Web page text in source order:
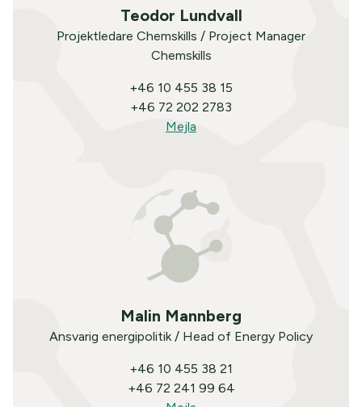
Teodor Lundvall
Projektledare Chemskills / Project Manager
Chemskills
+46 10 455 38 15
+46 72 202 2783
Mejla
Malin Mannberg
Ansvarig energipolitik / Head of Energy Policy
+46 10 455 38 21
+46 72 241 99 64